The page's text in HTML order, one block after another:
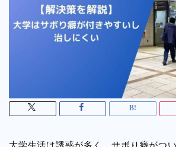
大学生活は誘惑が多く、サボり癖がつ